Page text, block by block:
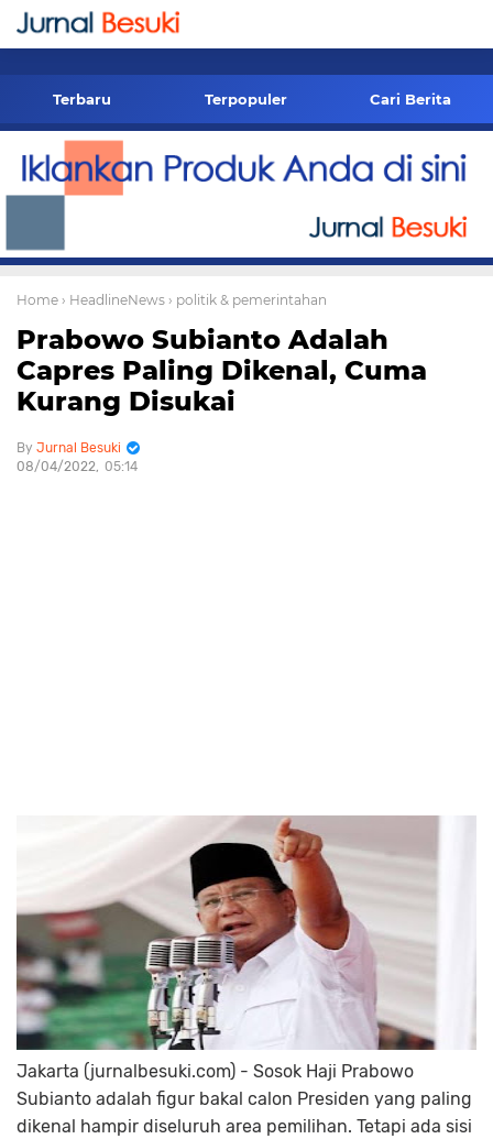
-->
Terbaru Terpopuler Cari Berita
Home › HeadlineNews › politik & pemerintahan
Prabowo Subianto Adalah
Capres Paling Dikenal, Cuma
Kurang Disukai
Jurnal Besuki
08/04/2022 05:14
Jakarta (jurnalbesuki.com) - Sosok Haji Prabowo
Subianto adalah figur bakal calon Presiden yang paling
dikenal hampir diseluruh area pemilihan. Tetapi ada sisi